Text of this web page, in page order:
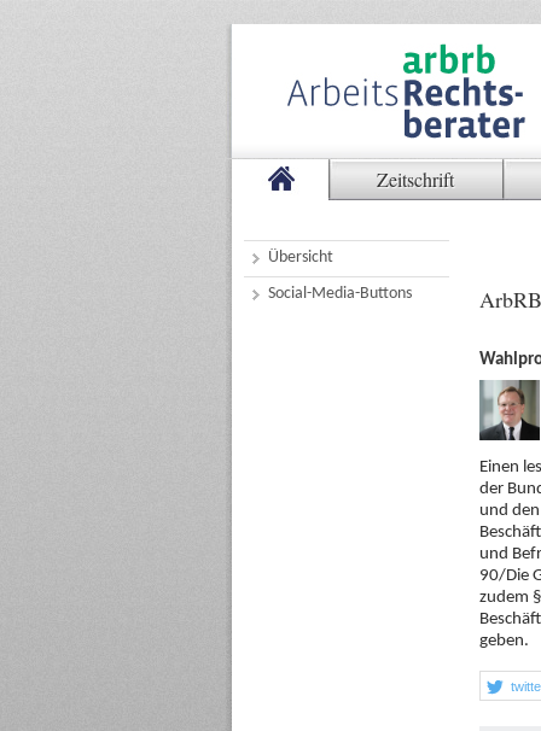
Zeitschrift
Übersicht
Social-Media-Buttons
Einen
der
und
und
90/Die
zudem
geben.